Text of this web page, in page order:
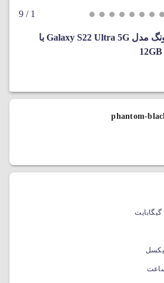
1
/ 9
گوشی موبایل سامسونگ مدل Galaxy S22 Ultra 5G با